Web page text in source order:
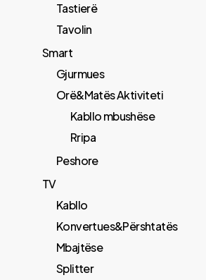
Tastierë
Tavolin
Smart
Gjurmues
Orë&Matës Aktiviteti
Kabllo mbushëse
Rripa
Peshore
TV
Kabllo
Konvertues&Përshtatës
Mbajtëse
Splitter